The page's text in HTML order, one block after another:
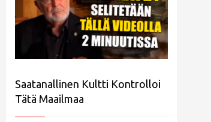
Saatanallinen Kultti Kontrolloi
Tätä Maailmaa